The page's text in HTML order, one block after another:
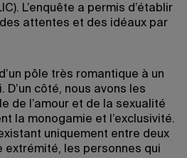
L’enquête a permis d’établir
attentes et des idéaux par
pôle très romantique à un
côté, nous avons les
de l’amour et de la sexualité
la monogamie et l’exclusivité.
uniquement entre deux
extrémité, les personnes qui